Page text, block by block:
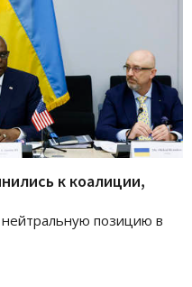
к коалиции,
нейтральную позицию в